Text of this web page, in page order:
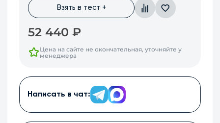
Взять в тест +
52 440₽
Цена на сайте не окончательная, уточняйте у
менеджера
Написать в чат: